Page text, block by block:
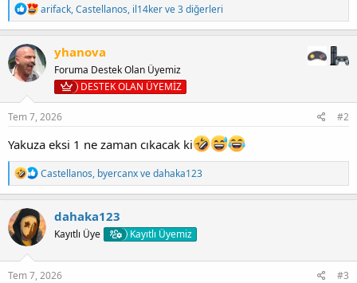
T
e
p
k
i
l
arifack,Castellanos, il14kerve 3 diğerleri
yhanova
Foruma Destek Olan Üyemiz
DESTEK OLAN ÜYEMİZ
Tem 7, 2026 #2
Yakuza eksi 1 ne zaman cıkacak ki
T
e
p
i
l
r
:
Castellanos, byercanxvedahaka123
dahaka123
Kayıtlı Üye Kayıtlı Üyemiz
Tem 7, 2026 #3